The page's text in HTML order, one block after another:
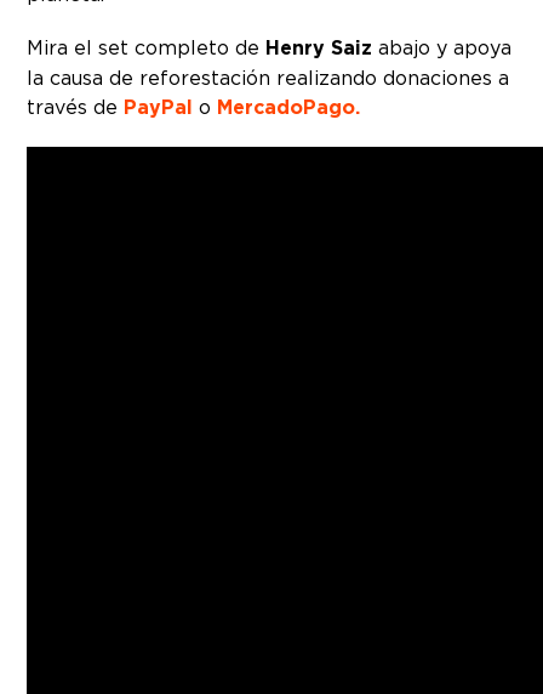
Mira el set completo de Henry Saiz abajo y apoya
la causa de reforestación realizando donaciones a
través de PayPal o MercadoPago.